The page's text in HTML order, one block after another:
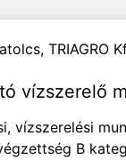
TRIAGRO
vízszerelő
vízszerelési
B